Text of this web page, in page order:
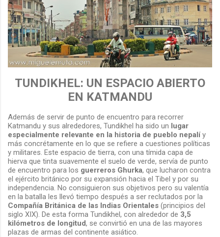
TUNDIKHEL: UN ESPACIO ABIERTO
EN KATMANDU
Además de servir de punto de encuentro para recorrer
Katmandu y sus alrededores, Tundikhel ha sido un lugar
especialmente relevante en la historia de pueblo nepalíy
más concrétamente en lo que se refiere a cuestiones políticas
y militares. Este espacio de tierra, con una tímida capa de
hierva que tinta suavemente el suelo de verde, servía de punto
de encuentro para los guerreros Ghurka, que lucharon contra
el ejército británico por su expansión hacia el Tibel y por su
independencia. No consiguieron sus objetivos pero su valentía
en la batalla les llevó tiempo después a ser reclutados por la
Compañía Británica de las Indias Orientales (principios del
siglo XIX). De esta forma Tundikhel, con alrededor de 3,5
kilómetros de longitud, se convirtió en una de las mayores
plazas de armas del continente asiático.